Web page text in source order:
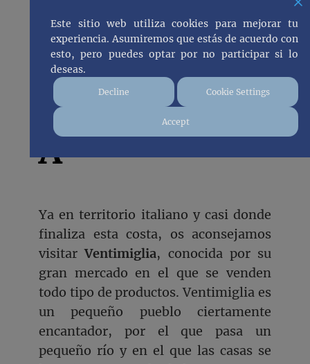
día
VENTIMIGLI
A
Ya en territorio italiano y casi donde
finaliza esta costa, os aconsejamos
visitarVentimiglia, conocida por su
gran mercado en el que se venden
todo tipo de productos. Ventimiglia es
un pequeño pueblo ciertamente
encantador, por el que pasa un
pequeño río y en el que las casas se
Este sitio web utiliza cookies para mejorar tu
experiencia. Asumiremos que estás de acuerdo con
esto, pero puedes optar por no participar si lo
deseas.
Decline Cookie Settings
Accept